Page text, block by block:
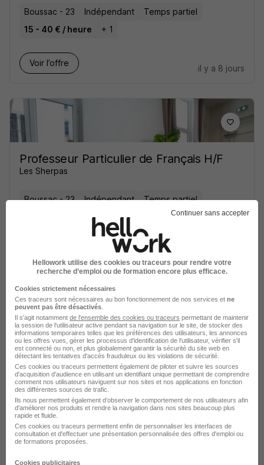
Boussac - 23 Indépendant
Temps partiel
15 - 40 € / heure
+ 1
Voir l’offre
il y a 8 jours
Professeur Particulier de Français H/F
Les Sherpas
Boussac - 23 Indépendant
Temps partiel
Agent de Fabrication H/F
Optineris
Boussac - 23 Intérim 12,31 € / heure
Voir l’offre
il y a 9 jours
Continuer sans accepter
Hellowork utilise des cookies ou traceurs pour rendre votre
recherche d’emploi ou de formation encore plus efficace.
Cookies strictement nécessaires
Ces traceurs sont nécessaires au bon fonctionnement de nos services et ne
peuvent pas être désactivés
Il s'agit notamment de l'ensemble des cookies ou traceurs permettant de maintenir
la session de l'utilisateur active pendant sa navigation sur le site, de stocker des
informations temporaires telles que les préférences des utilisateurs, les annonces
ou les offres vues, gérer les processus d'identification de l'utilisateur, vérifier s'il
est connecté ou non, et plus globalement garantir la sécurité du site web en
détectant les tentatives d'accès frauduleux ou les violations de sécurité.
Ces cookies ou traceurs permettent également de piloter et suivre les sources
d'acquisition d'audience en utilisant un identifiant unique permettant de comprendre
comment nos utilisateurs naviguent sur nos sites et nos applications en fonction
des différentes sources de trafic.
Ils nous permettent également d’observer le comportement de nos utilisateurs afin
d'améliorer nos produits et rendre la navigation dans nos sites beaucoup plus
rapide et fluide.
Ces cookies ou traceurs permettent enfin de personnaliser les interfaces de
consultation et d'effectuer une présentation personnalisée des offres d'emploi ou
de formations proposées.
Cookies publicitaires